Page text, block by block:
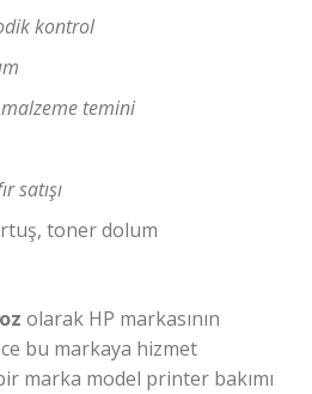
kontrol
temini
satışı
toner dolum
olarak HP markasının
bu markaya hizmet
marka model printer bakımı